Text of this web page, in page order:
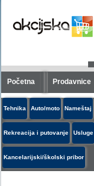
Početna Prodavnice
Tehnika Auto/moto Nameštaj
Rekreacija i putovanje Usluge
Kancelarijski/školski pribor